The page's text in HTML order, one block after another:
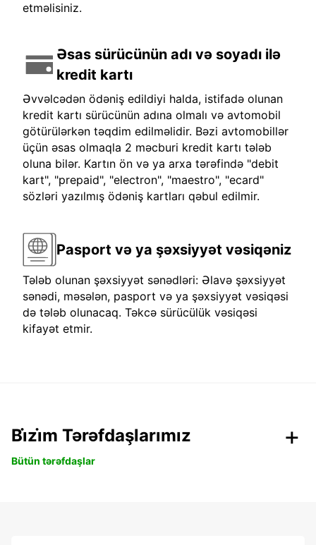
etməlisiniz.
Əsas sürücünün adı və soyadı ilə
kredit kartı
Əvvəlcədən ödəniş edildiyi halda, istifadə olunan
kredit kartı sürücünün adına olmalı və avtomobil
götürülərkən təqdim edilməlidir. Bəzi avtomobillər
üçün əsas olmaqla 2 məcburi kredit kartı tələb
oluna bilər. Kartın ön və ya arxa tərəfində "debit
kart", "prepaid", "electron", "maestro", "ecard"
sözləri yazılmış ödəniş kartları qəbul edilmir.
Pasport və ya şəxsiyyət vəsiqəniz
Tələb olunan şəxsiyyət sənədləri: Əlavə şəxsiyyət
sənədi, məsələn, pasport və ya şəxsiyyət vəsiqəsi
də tələb olunacaq. Təkcə sürücülük vəsiqəsi
kifayət etmir.
Bi̇zi̇m Tərəfdaşlarımız
Bütün tərəfdaşlar